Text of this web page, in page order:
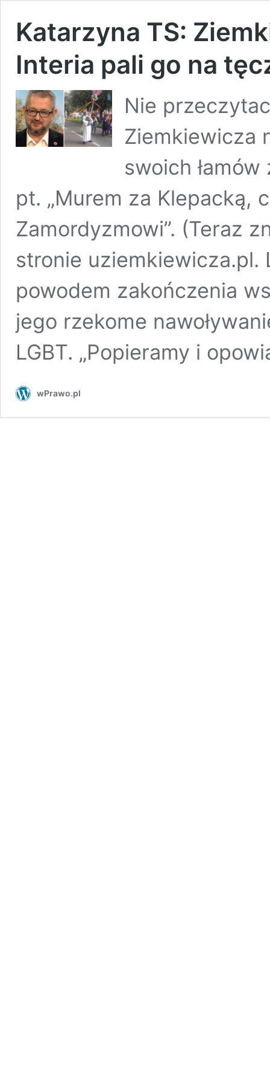
Katarzyna TS:
Interia pali go na
Nie
Ziemkiewicza
swoich
pt. „Murem za Klepacką,
Zamordyzmowi”. (Teraz
stronie uziemkiewicza.pl.
powodem zakończenia
jego rzekome
LGBT. „Popieramy i
wPrawo.pl